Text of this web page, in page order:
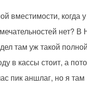
вместимости, когда
нет?
там уж такой
в кассы стоит, а
пик аншлаг, но я там